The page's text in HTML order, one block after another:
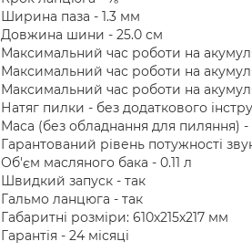
Ширина паза - 1.3 мм
Довжина шини - 25.0 см
Максимальний час роботи на
Максимальний час роботи на
Максимальний час роботи на
Натяг пилки - без додаткового
Маса (без обладнання для пиляння) -
Гарантований рівень потужності
Об'єм масляного бака - 0.11 л
Швидкий запуск - так
Гальмо ланцюга - так
Габаритні розміри: 610х215х217 мм
Гарантія - 24 місяці